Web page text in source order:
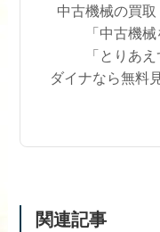
中古機械の買取
「中古機
「とりあ
ダイナなら無料
関連記事